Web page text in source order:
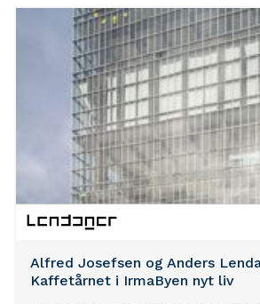
Estland, Letland og Litauen dyster
internationale finale i Valencia den
Alfred Josefsen og Anders
Kaffetårnet i IrmaByen nyt liv